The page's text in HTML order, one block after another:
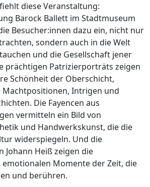
diese Veranstaltung:
Barock Ballett im Stadtmuseum
Besucher:innen dazu ein, nicht nur
sondern auch in die Welt
und die Gesellschaft jener
prächtigen Patrizierporträts zeigen
Schönheit der Oberschicht,
Intrigen und
Die Fayencen aus
vermitteln ein Bild von
und Handwerkskunst, die die
widerspiegeln. Und die
Johann Heiß zeigen die
Momente der Zeit, die
und berühren.